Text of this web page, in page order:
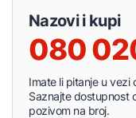
Nazovi i kupi
080
Imate li pitanje u vezi
Saznajte dostupnost
pozivom na broj.